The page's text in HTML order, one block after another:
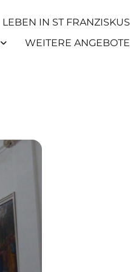
LEBEN IN ST FRANZISKUS
WEITERE ANGEBOTE